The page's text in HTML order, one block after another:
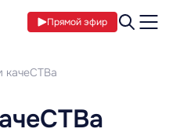
Прямой эфир
качеСТВа